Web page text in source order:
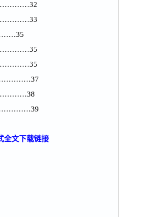
全文下载链接